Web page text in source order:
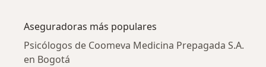
Aseguradoras más populares
Psicólogos de Coomeva Medicina Prepagada S.A.
en Bogotá